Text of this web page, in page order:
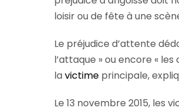
loisir ou de fête à une
Le préjudice d’attente
l’attaque » ou encore «
lavictime principale,
Le 13 novembre 2015, les